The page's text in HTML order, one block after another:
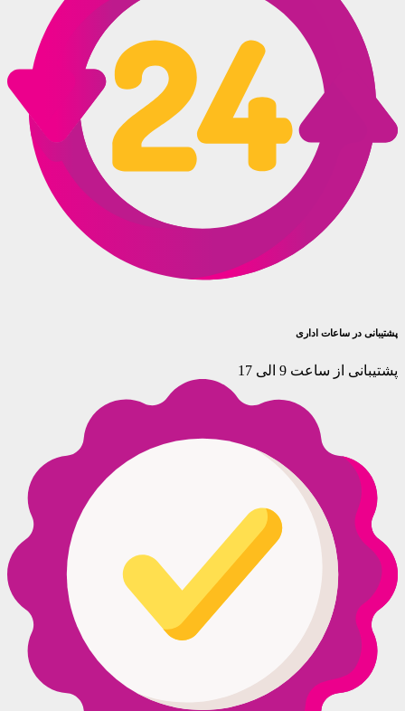
پشتیبانی در ساعات اداری
پشتیبانی از ساعت 9 الی 17